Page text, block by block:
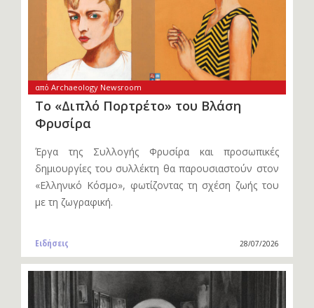
από Archaeology Newsroom
Το «Διπλό Πορτρέτο» του Βλάση
Φρυσίρα
Έργα της Συλλογής Φρυσίρα και προσωπικές
δημιουργίες του συλλέκτη θα παρουσιαστούν στον
«Ελληνικό Κόσμο», φωτίζοντας τη σχέση ζωής του
με τη ζωγραφική.
Ειδήσεις 28/07/2026